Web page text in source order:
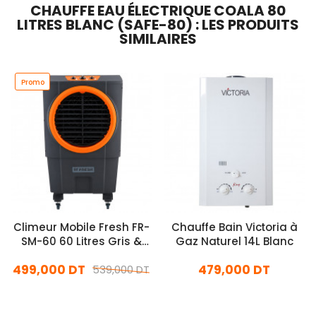
CHAUFFE EAU ÉLECTRIQUE COALA 80
LITRES BLANC (SAFE-80) : LES PRODUITS
SIMILAIRES
Promo
Climeur Mobile Fresh FR-
SM-60 60 Litres Gris &
539,000 DT
499,000 DT
Chauffe Bain Victoria à
Gaz Naturel 14L Blanc
479,000 DT